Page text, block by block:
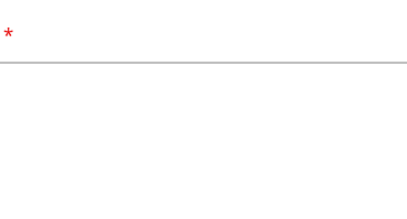
*